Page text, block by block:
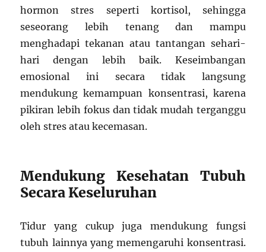
hormon stres seperti kortisol, sehingga
seseorang lebih tenang dan mampu
menghadapi tekanan atau tantangan sehari-
hari dengan lebih baik. Keseimbangan
emosional ini secara tidak langsung
mendukung kemampuan konsentrasi, karena
pikiran lebih fokus dan tidak mudah terganggu
oleh stres atau kecemasan.
Mendukung Kesehatan Tubuh
Secara Keseluruhan
Tidur yang cukup juga mendukung fungsi
tubuh lainnya yang memengaruhi konsentrasi.